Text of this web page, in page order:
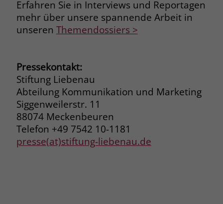
Erfahren Sie in Interviews und Reportagen
mehr über unsere spannende Arbeit in
unseren Themendossiers >
Pressekontakt:
Stiftung Liebenau
Abteilung Kommunikation und Marketing
Siggenweilerstr. 11
88074 Meckenbeuren
Telefon +49 7542 10-1181
presse(at)stiftung-liebenau.de
Anbieter Facebook
Der Zweck von _fbp ist vollständig auf
von Facebook zurückzuführen. Dieses
Cookie ist ein Erstanbieter-Cookie, d. h.
Facebook platziert es, während ein
Verbraucher auf Facebook ist. Dieses
Cookie verfolgt die Besuche eines
Nutzers auf verschiedenen Websites